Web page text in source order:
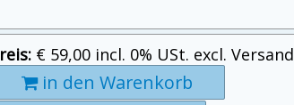
€ 59,00 incl. 0% USt. excl. Versand
in den Warenkorb